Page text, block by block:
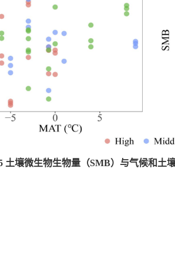
土壤微生物生物量（SMB）与气候和土